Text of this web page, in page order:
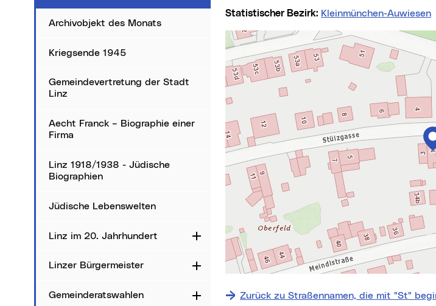
Archivobjekt des Monats
Kriegsende 1945
Gemeindevertretung der Stadt
Linz
Aecht Franck – Biographie einer
Firma
Linz 1918/1938 - Jüdische
Biographien
Jüdische Lebenswelten
Linz im 20. Jahrhundert Aufklappen
Linzer Bürgermeister Aufklappen
Gemeinderatswahlen Aufklappen
Statistischer Bezirk: Kleinmünchen-Auwiesen
Karte überspringen
⇧
Zurück zu Straßennamen, die mit "St"